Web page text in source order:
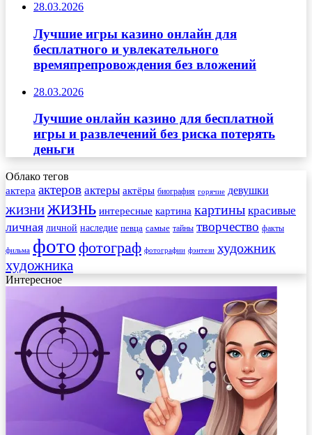
28.03.2026
Лучшие игры казино онлайн для
бесплатного и увлекательного
времяпрепровождения без вложений
28.03.2026
Лучшие онлайн казино для бесплатной
игры и развлечений без риска потерять
деньги
Облако тегов
актера актеров актеры актёры биография горячие девушки
жизнижизнь интересные картина картины красивые
личная личной наследие певца самые тайны творчество факты
фильма фото фотограф фотографии фэнтези художник
художника
Интересное